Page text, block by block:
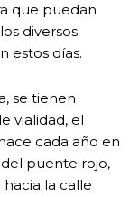
que puedan
diversos
estos días.
se tienen
vialidad, el
cada año en
puente rojo,
la calle